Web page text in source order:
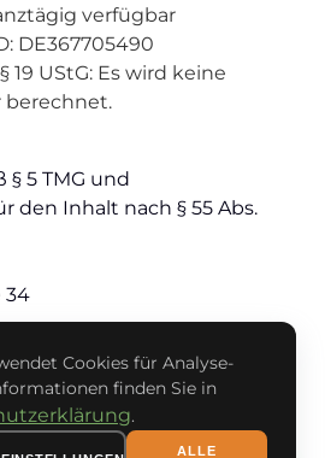
verfügbar
DE367705490
19 UStG: Es wird keine
berechnet.
5 TMG und
den Inhalt nach § 55 Abs.
34
Cookies für Analyse-
finden Sie in
.
ALLE